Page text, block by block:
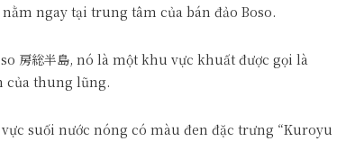
ngay tại trung tâm của bán đảo Boso.
房総半島, nó là một khu vực khuất được gọi là
của thung lũng.
suối nước nóng có màu đen đặc trưng “Kuroyu